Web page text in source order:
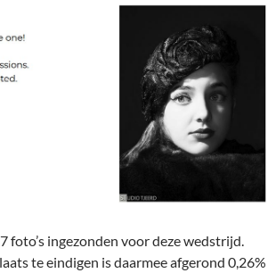
foto’s ingezonden voor deze wedstrijd.
te eindigen is daarmee afgerond 0,26%